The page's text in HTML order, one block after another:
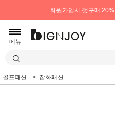
회원가입시 첫구매 20%
메뉴
골프패션 잡화패션